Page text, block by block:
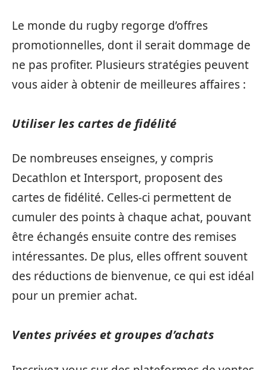
Le monde du rugby regorge d’offres
promotionnelles, dont il serait dommage de
ne pas profiter. Plusieurs stratégies peuvent
vous aider à obtenir de meilleures affaires :
Utiliser les cartes de fidélité
De nombreuses enseignes, y compris
Decathlon et Intersport, proposent des
cartes de fidélité. Celles-ci permettent de
cumuler des points à chaque achat, pouvant
être échangés ensuite contre des remises
intéressantes. De plus, elles offrent souvent
des réductions de bienvenue, ce qui est idéal
pour un premier achat.
Ventes privées et groupes d’achats